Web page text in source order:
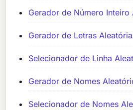
Gerador de Número Inteiro
Gerador de Letras
Selecionador de Linha
Gerador de Nomes
Selecionador de Nomes